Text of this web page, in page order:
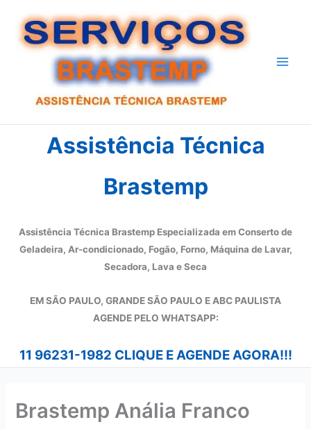
para
Assistência Técnica
Brastemp
Assistência Técnica Brastemp Especializada em Conserto de
Geladeira, Ar-condicionado, Fogão, Forno, Máquina de Lavar,
Secadora, Lava e Seca
EM SÃO PAULO, GRANDE SÃO PAULO E ABC PAULISTA
AGENDE PELO WHATSAPP:
11 96231-1982 CLIQUE E AGENDE AGORA!!!
Brastemp Anália Franco